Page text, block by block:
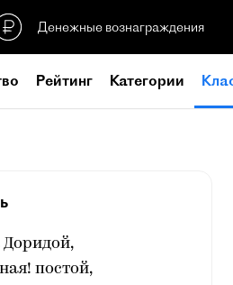
Денежные вознаграждения
Рейтинг Категории
Доридой,
постой,